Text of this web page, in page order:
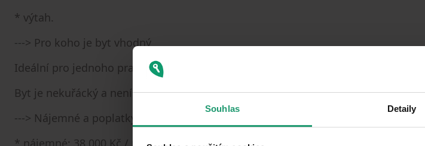
Souhlas Detaily
* výtah.
---> Pro koho je byt vhodný
Ideální pro jednoho pracujícího, pár nebo pár s malým dítětem.
Byt je nekuřácký a není vhodný pro domácí mazlíčky.
---> Nájemné a poplatky
* nájemné: 38 000 Kč / měsíc,